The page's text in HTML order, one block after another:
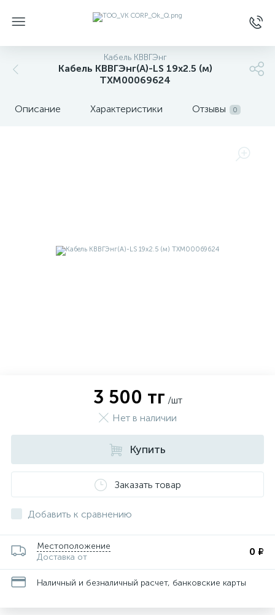
Кабель КВВГЭнг
Кабель КВВГЭнг(А)-LS 19х2.5 (м)
ТХМ00069624
Описание Характеристики Отзывы 0
3 500 тг /шт
Нет в наличии
Купить
Заказать товар
Добавить к сравнению
Местоположение
Доставка от
0 ₽
Наличный и безналичный расчет, банковские карты